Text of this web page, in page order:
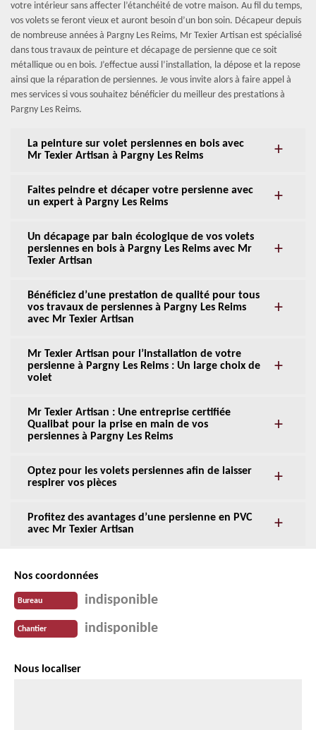
votre intérieur sans affecter l’étanchéité de votre maison. Au fil du temps,
vos volets se feront vieux et auront besoin d’un bon soin. Décapeur depuis
de nombreuse années à Pargny Les Reims, Mr Texier Artisan est spécialisé
dans tous travaux de peinture et décapage de persienne que ce soit
métallique ou en bois. J’effectue aussi l’installation, la dépose et la repose
ainsi que la réparation de persiennes. Je vous invite alors à faire appel à
mes services si vous souhaitez bénéficier du meilleur des prestations à
Pargny Les Reims.
La peinture sur volet persiennes en bois avec
Mr Texier Artisan à Pargny Les Reims
Faites peindre et décaper votre persienne avec
un expert à Pargny Les Reims
Un décapage par bain écologique de vos volets
persiennes en bois à Pargny Les Reims avec Mr
Texier Artisan
Bénéficiez d’une prestation de qualité pour tous
vos travaux de persiennes à Pargny Les Reims
avec Mr Texier Artisan
Mr Texier Artisan pour l’installation de votre
persienne à Pargny Les Reims : Un large choix de
volet
Mr Texier Artisan : Une entreprise certifiée
Qualibat pour la prise en main de vos
persiennes à Pargny Les Reims
Optez pour les volets persiennes afin de laisser
respirer vos pièces
Profitez des avantages d’une persienne en PVC
avec Mr Texier Artisan
Nos coordonnées
Bureau indisponible
Chantier indisponible
Nous localiser